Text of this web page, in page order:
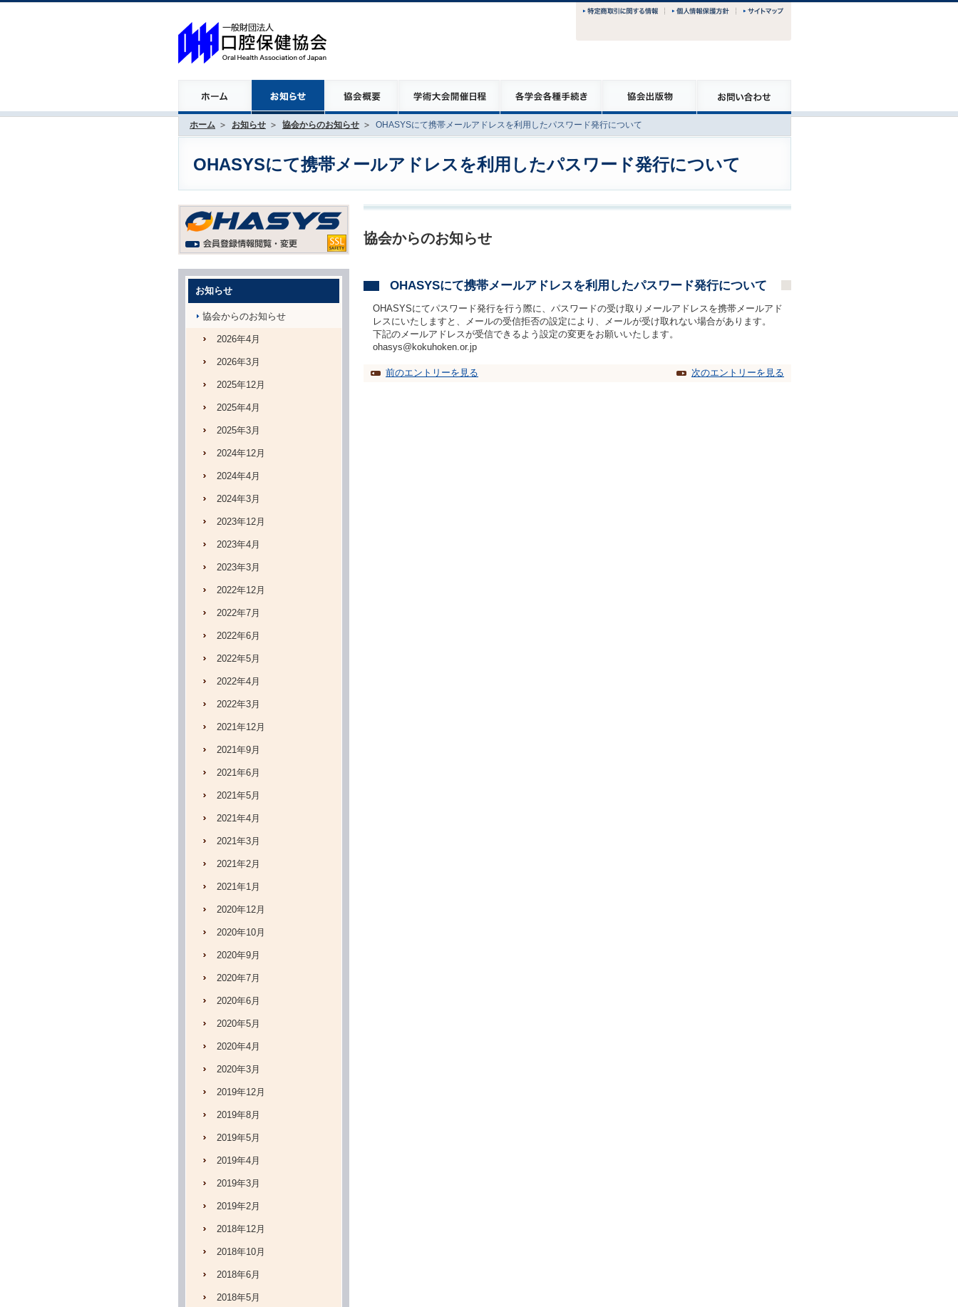
ホーム お知らせ 協会からのお知らせ OHASYSにて携帯メールアドレスを利用したパスワード発行について
OHASYSにて携帯メールアドレスを利用したパスワード発行について
協会からのお知らせ
OHASYSにて携帯メールアドレスを利用したパスワード発行について
OHASYSにてパスワード発行を行う際に、パスワードの受け取りメールアドレスを携帯メールアド
レスにいたしますと、メールの受信拒否の設定により、メールが受け取れない場合があります。
下記のメールアドレスが受信できるよう設定の変更をお願いいたします。
ohasys@kokuhoken.or.jp
前のエントリーを見る 次のエントリーを見る
お知らせ
協会からのお知らせ
2026年4月
2026年3月
2025年12月
2025年4月
2025年3月
2024年12月
2024年4月
2024年3月
2023年12月
2023年4月
2023年3月
2022年12月
2022年7月
2022年6月
2022年5月
2022年4月
2022年3月
2021年12月
2021年9月
2021年6月
2021年5月
2021年4月
2021年3月
2021年2月
2021年1月
2020年12月
2020年10月
2020年9月
2020年7月
2020年6月
2020年5月
2020年4月
2020年3月
2019年12月
2019年8月
2019年5月
2019年4月
2019年3月
2019年2月
2018年12月
2018年10月
2018年6月
2018年5月